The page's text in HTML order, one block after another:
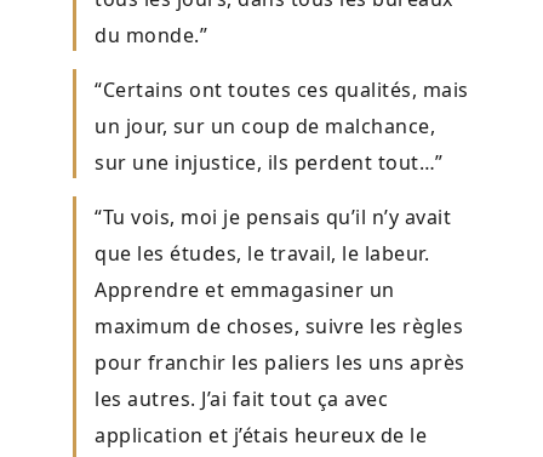
du monde.”
“Certains ont toutes ces qualités, mais
un jour, sur un coup de malchance,
sur une injustice, ils perdent tout…”
“Tu vois, moi je pensais qu’il n’y avait
que les études, le travail, le labeur.
Apprendre et emmagasiner un
maximum de choses, suivre les règles
pour franchir les paliers les uns après
les autres. J’ai fait tout ça avec
application et j’étais heureux de le